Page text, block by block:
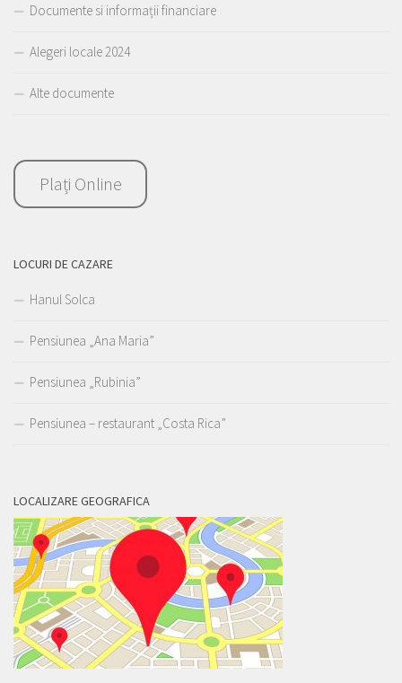
Documente si informații financiare
Alegeri locale 2024
Alte documente
Plați Online
LOCURI DE CAZARE
Hanul Solca
Pensiunea „Ana Maria”
Pensiunea „Rubinia”
Pensiunea – restaurant „Costa Rica”
LOCALIZARE GEOGRAFICA